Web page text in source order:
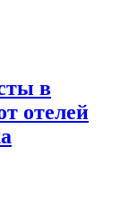
в
отелей